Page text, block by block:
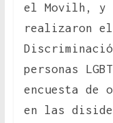
el Movilh, y
realizaron
personas
encuesta de
en las